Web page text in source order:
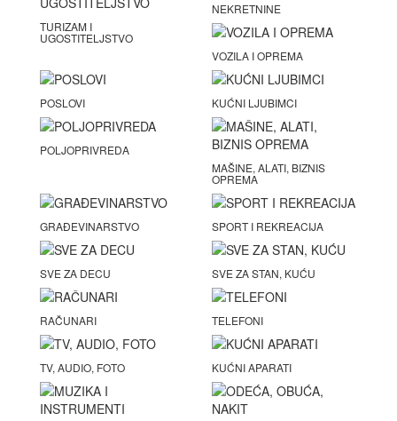
TURIZAM I
UGOSTITELJSTVO
NEKRETNINE
VOZILA I OPREMA
POSLOVI KUĆNI LJUBIMCI
POLJOPRIVREDA
MAŠINE, ALATI, BIZNIS
OPREMA
GRAĐEVINARSTVO SPORT I REKREACIJA
SVE ZA DECU SVE ZA STAN, KUĆU
RAČUNARI TELEFONI
TV, AUDIO, FOTO KUĆNI APARATI